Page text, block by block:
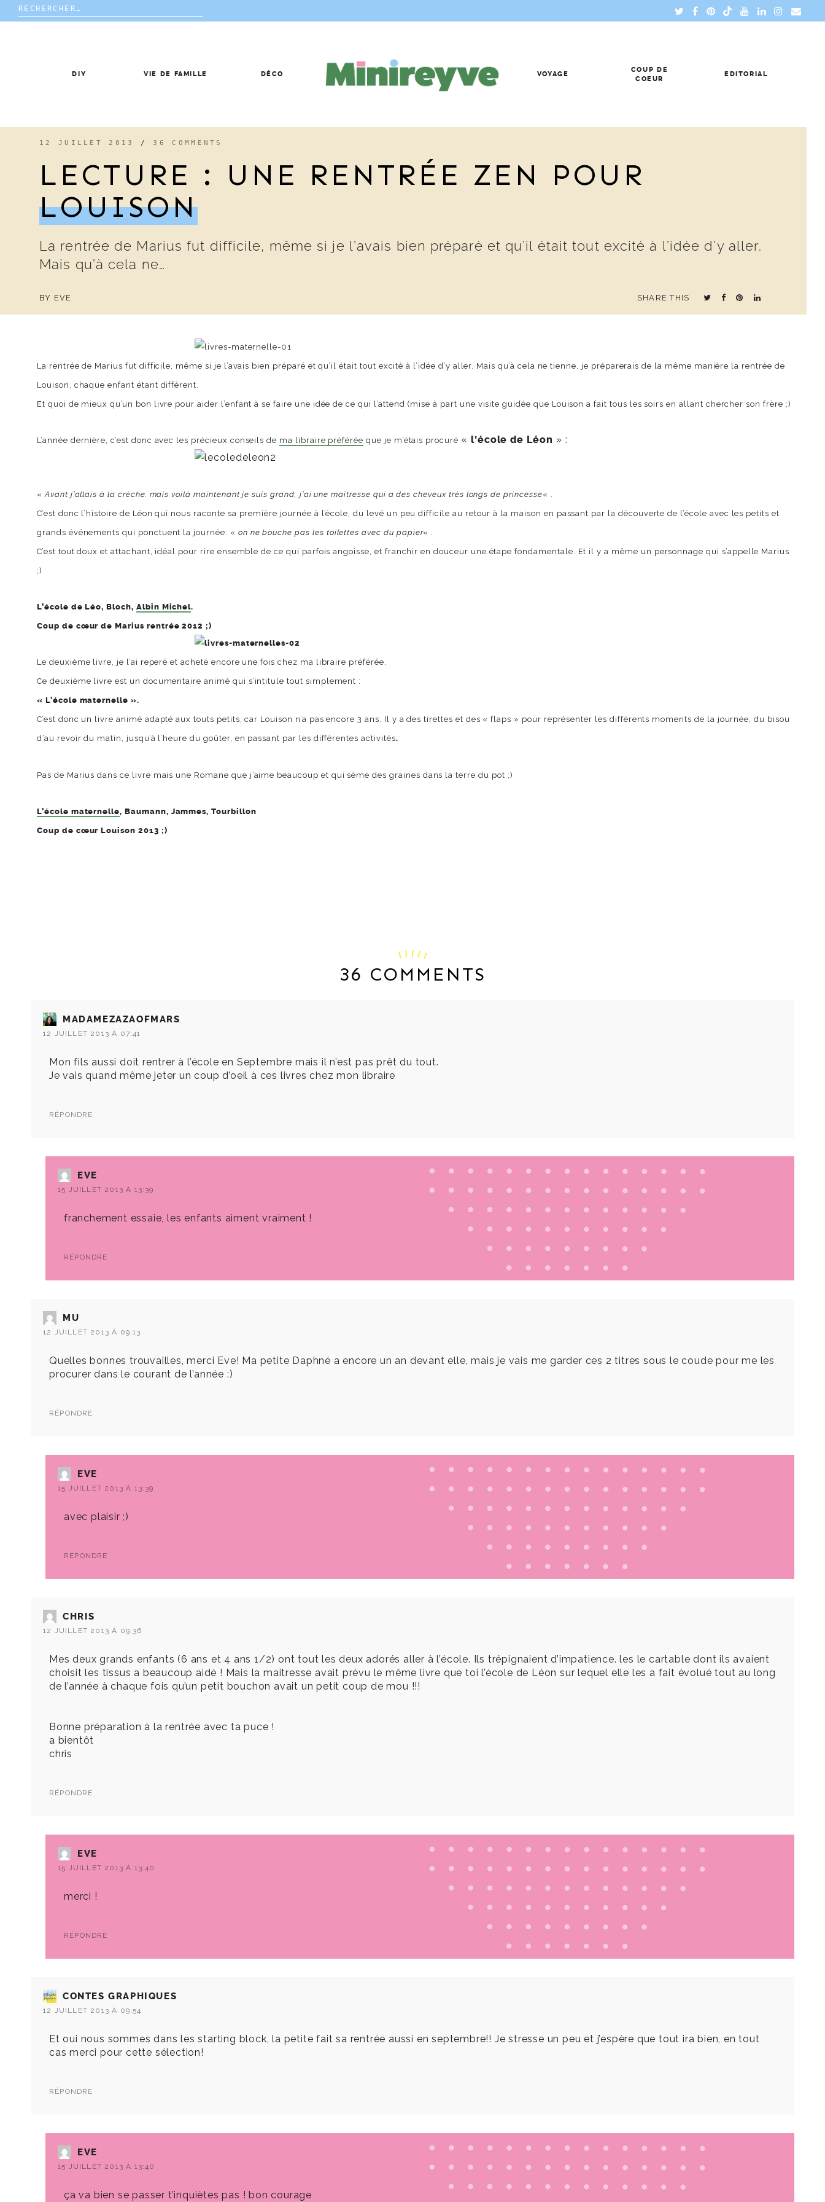
Rechercher :
DIY VIE DE FAMILLE DÉCO VOYAGE
COUP DE
COEUR
EDITORIAL
12 JUILLET 2013 /36 COMMENTS
LECTURE : UNE RENTRÉ‎E ZEN POUR
LOUISON
La rentrée de Marius fut difficile, même si je l’avais bien préparé et qu’il était tout excité à l’idée d’y aller.
Mais qu’à cela ne…
BY EVE SHARE THIS
La rentrée de Marius fut difficile, même si je l’avais bien préparé et qu’il était tout excité à l’idée d’y aller. Mais qu’à cela ne tienne, je préparerais de la même manière la rentrée de
Louison, chaque enfant étant différent.
Et quoi de mieux qu’un bon livre pour aider l’enfant à se faire une idée de ce qui l’attend (mise à part une visite guidée que Louison a fait tous les soirs en allant chercher son frère ;)
L’année dernière, c’est donc avec les précieux conseils de ma libraire préférée que je m’étais procuré « l’école de Léon » :
« Avant j’allais à la crèche. mais voilà maintenant je suis grand, j’ai une maîtresse qui a des cheveux très longs de princesse« .
C’est donc l’histoire de Léon qui nous raconte sa première journée à l’école, du levé un peu difficile au retour à la maison en passant par la découverte de l’école avec les petits et
grands événements qui ponctuent la journée: « on ne bouche pas les toilettes avec du papier« .
C’est tout doux et attachant, idéal pour rire ensemble de ce qui parfois angoisse, et franchir en douceur une étape fondamentale. Et il y a même un personnage qui s’appelle Marius
;)
L’école de Léo,Bloch, Albin Michel.
Coup de cœur de Marius rentrée 2012 ;)
Le deuxième livre, je l’ai reperé et acheté encore une fois chez ma libraire préférée.
Ce deuxième livre est un documentaire animé qui s’intitule tout simplement :
« L’école maternelle ».
C’est donc un livre animé adapté aux touts petits, car Louison n’a pas encore 3 ans. Il y a des tirettes et des « flaps » pour représenter les différents moments de la journée, du bisou
d’au revoir du matin, jusqu’à l’heure du goûter, en passant par les différentes activités.
Pas de Marius dans ce livre mais une Romane que j’aime beaucoup et qui sème des graines dans la terre du pot ;)
L’école maternelle, Baumann, Jammes, Tourbillon
Coup de cœur Louison 2013 ;)
36 COMMENTS
MADAMEZAZAOFMARS
12 JUILLET 2013 À 07:41
Mon fils aussi doit rentrer à l’école en Septembre mais il n’est pas prêt du tout.
Je vais quand même jeter un coup d’oeil à ces livres chez mon libraire
RÉPONDRE
EVE
15 JUILLET 2013 À 13:39
franchement essaie, les enfants aiment vraiment !
RÉPONDRE
MU
12 JUILLET 2013 À 09:13
Quelles bonnes trouvailles, merci Eve! Ma petite Daphné a encore un an devant elle, mais je vais me garder ces 2 titres sous le coude pour me les
procurer dans le courant de l’année :)
RÉPONDRE
EVE
15 JUILLET 2013 À 13:39
avec plaisir ;)
RÉPONDRE
CHRIS
12 JUILLET 2013 À 09:36
Mes deux grands enfants (6 ans et 4 ans 1/2) ont tout les deux adorés aller à l’école. Ils trépignaient d’impatience. les le cartable dont ils avaient
choisit les tissus a beaucoup aidé ! Mais la maitresse avait prévu le même livre que toi l’école de Léon sur lequel elle les a fait évolué tout au long
de l’année à chaque fois qu’un petit bouchon avait un petit coup de mou !!!
Bonne préparation à la rentrée avec ta puce !
a bientôt
chris
RÉPONDRE
EVE
15 JUILLET 2013 À 13:40
merci !
RÉPONDRE
CONTES GRAPHIQUES
12 JUILLET 2013 À 09:54
Et oui nous sommes dans les starting block, la petite fait sa rentrée aussi en septembre!! Je stresse un peu et j’espère que tout ira bien, en tout
cas merci pour cette sélection!
RÉPONDRE
EVE
15 JUILLET 2013 À 13:40
ça va bien se passer t’inquiètes pas ! bon courage